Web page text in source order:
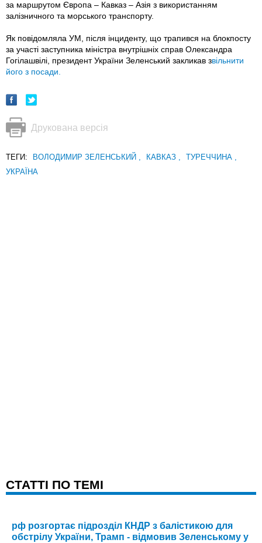
за маршрутом Європа – Кавказ – Азія з використанням
залізничного та морського транспорту.
Як повідомляла УМ, після інциденту, що трапився на блокпосту
за участі заступника міністра внутрішніх справ Олександра
Гогілашвілі, президент України Зеленський закликав звільнити
його з посади.
Друкована версія
ТЕГИ: ВОЛОДИМИР ЗЕЛЕНСЬКИЙ , КАВКАЗ , ТУРЕЧЧИНА ,
УКРАЇНА
CТАТТІ ПО ТЕМІ
рф розгортає підрозділ КНДР з балістикою для
обстрілу України, Трамп - відмовив Зеленському у